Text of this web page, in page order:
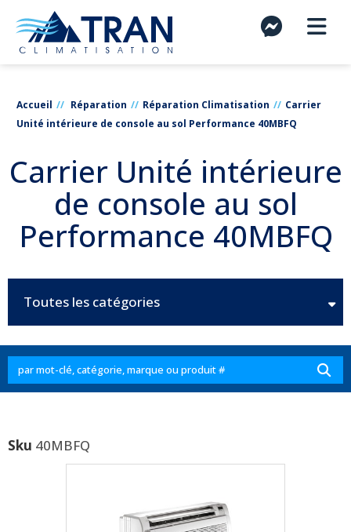
Accueil Réparation Réparation Climatisation
Carrier
Unité intérieure de console au sol Performance 40MBFQ
Carrier Unité intérieure
de console au sol
Performance 40MBFQ
Toutes les catégories
Sku 40MBFQ